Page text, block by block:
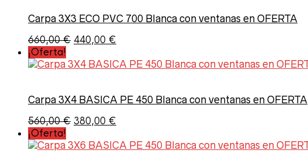
Carpa 3X3 ECO PVC 700 Blanca con ventanas en OFERTA
660,00€ El
original
440,00 €
actual
¡Oferta!
Carpa 3X4 BASICA PE 450 Blanca con ventanas en OFERTA
560,00€ El
original
380,00 €
actual
¡Oferta!